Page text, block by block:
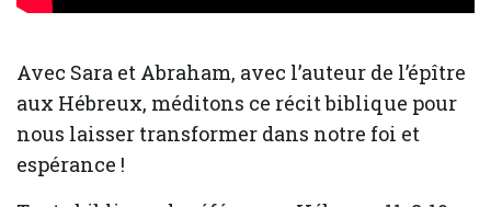
Avec Sara et Abraham, avec l’auteur de l’épître
aux Hébreux, méditons ce récit biblique pour
nous laisser transformer dans notre foi et
espérance !